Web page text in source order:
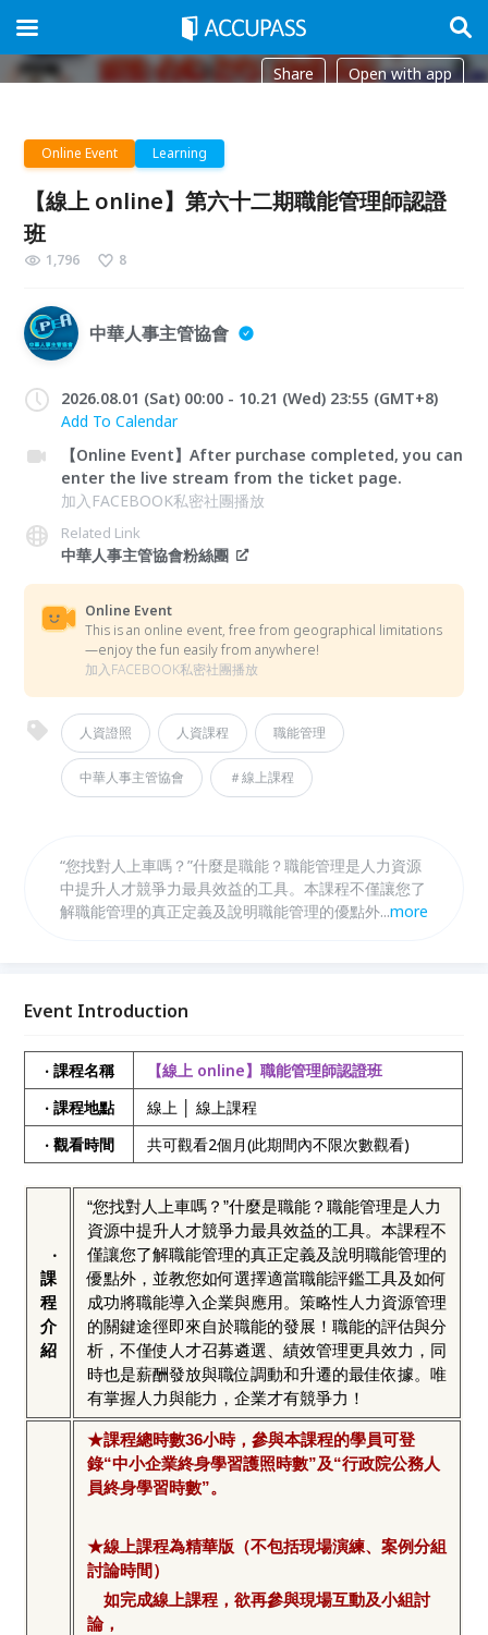
Share Open with app
Online Event Learning
【線上 online】第六十二期職能管理師認證
班
1,796 8
中華人事主管協會
2026.08.01 (Sat) 00:00 - 10.21 (Wed) 23:55 (GMT+8)
Add To Calendar
【Online Event】After purchase completed, you can
enter the live stream from the ticket page.
加入FACEBOOK私密社團播放
Related Link
中華人事主管協會粉絲團
Online Event
This is an online event, free from geographical limitations
—enjoy the fun easily from anywhere!
加入FACEBOOK私密社團播放
人資證照 人資課程 職能管理
中華人事主管協會 ＃線上課程
“您找對人上車嗎？”什麼是職能？職能管理是人力資源
中提升人才競爭力最具效益的工具。本課程不僅讓您了
解職能管理的真正定義及說明職能管理的優點外，並教
績效管理更具效力，同時也是薪酬發放與職位調動和升
力！
...more
Event Introduction
‧ 課程名稱
【線上 online】職能管理師認證班
‧ 課程地點
線上 │ 線上課程
‧ 觀看時間
共可觀看2個月(此期間內不限次數觀看)
‧
課
程
介
紹
“您找對人上車嗎？”什麼是職能？職能管理是人力
資源中提升人才競爭力最具效益的工具。本課程不
僅讓您了解職能管理的真正定義及說明職能管理的
優點外，並教您如何選擇適當職能評鑑工具及如何
成功將職能導入企業與應用。策略性人力資源管理
的關鍵途徑即來自於職能的發展！職能的評估與分
析，不僅使人才召募遴選、績效管理更具效力，同
時也是薪酬發放與職位調動和升遷的最佳依據。唯
有掌握人力與能力，企業才有競爭力！
★課程總時數36小時，參與本課程的學員可登
錄“中小企業終身學習護照時數”及“行政院公務人
員終身學習時數”。
★線上課程為精華版（不包括現場演練、案例分組
討論時間）
如完成線上課程，欲再參與現場互動及小組討
論，